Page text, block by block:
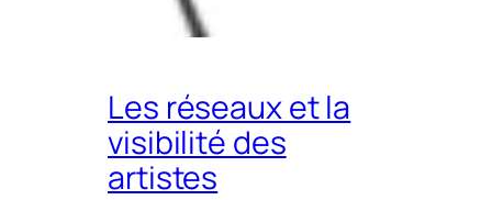
Les réseaux et la
visibilité des
artistes